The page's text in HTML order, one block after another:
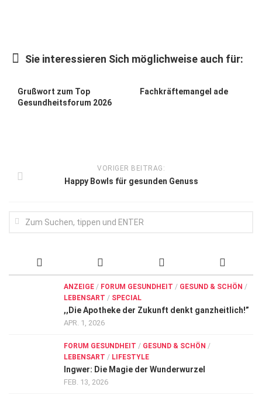
Forum Gesundheit
Kampf gegen Krebs
Lebensart
Sie interessieren Sich möglichweise auch für:
Grußwort zum Top
Gesundheitsforum 2026
Fachkräftemangel ade
VORIGER BEITRAG:
Happy Bowls für gesunden Genuss
ANZEIGE / FORUM GESUNDHEIT / GESUND & SCHÖN /
LEBENSART / SPECIAL
,,Die Apotheke der Zukunft denkt ganzheitlich!”
APR. 1, 2026
FORUM GESUNDHEIT / GESUND & SCHÖN /
LEBENSART / LIFESTYLE
Ingwer: Die Magie der Wunderwurzel
FEB. 13, 2026